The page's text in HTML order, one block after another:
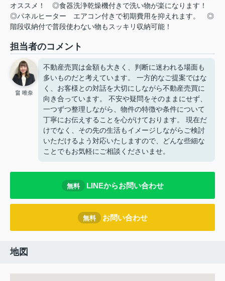
オススメ！
◎食器洗浄乾燥機付きで洗い物が楽になります！
◎パネルヒーター
エアコン付きで初期費用を抑えれます。
◎
階段収納付で普段使わない物もスッキリ収納可能！
担当者のコメント
畠 唯奈
不動産売買は金額も大きく、判断に迷われる場面も
多いものだと考えています。 一方的なご提案ではな
く、お客様との対話を大切にしながら不動産売買に
向き合っています。 不安や疑問をそのままにせず、
一つずつ整理しながら、物件の特徴や条件について
丁寧にお伝えすることを心がけております。 現在だ
けでなく、その先の生活もイメージしながらご検討
いただけるよう対応いたしますので、どんな些細な
ことでもお気軽にご相談くださいませ。
無料 LINEからお問い合わせ
無料 お問い合わせ
地図